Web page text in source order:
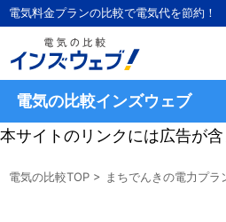
電気料金プランの比較で電気代を節約！
電気の比較インズウェブ
本サイトのリンクには広告が
電気の比較TOP > まちでんきの電力プラ